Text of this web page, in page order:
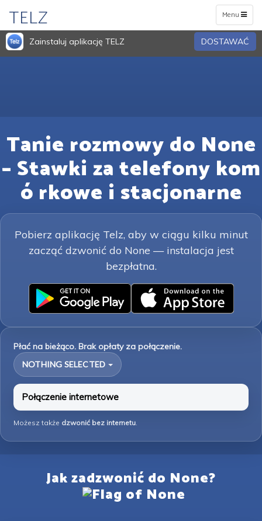
Toggle
navigation
Menu
TELZ
Zainstaluj aplikację TELZ DOSTAWAĆ
Tanie rozmowy do None
– Stawki za telefony kom
ó rkowe i stacjonarne
Pobierz aplikację Telz, aby w ciągu kilku minut
zacząć dzwonić do None — instalacja jest
bezpłatna.
Płać na bieżąco. Brak opłaty za połączenie.
NOTHING SELECTED
Połączenie internetowe
Możesz także dzwonić bez internetu.
Jak zadzwonić do None?